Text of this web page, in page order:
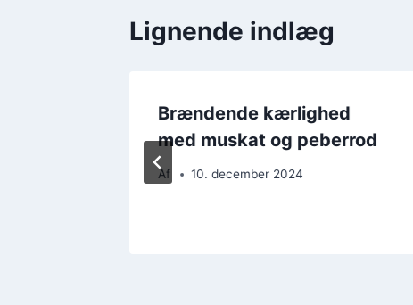
Lignende indlæg
Brændende kærlighed
med muskat og peberrod
Af 10. december 2024